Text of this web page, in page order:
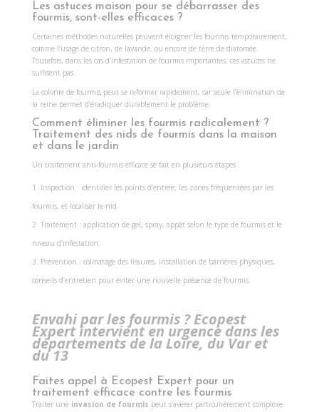
Les astuces maison pour se débarrasser des
fourmis, sont-elles efficaces ?
Certaines méthodes naturelles peuvent éloigner les fourmis temporairement,
comme l’usage de citron, de lavande, ou encore de terre de diatomée.
Toutefois, dans les cas d’infestation de fourmis importantes, ces astuces ne
suffisent pas.
La colonie de fourmis peut se reformer rapidement, car seule l’élimination de
la reine permet d’éradiquer durablement le problème.
Comment éliminer les fourmis radicalement ?
Traitement des nids de fourmis dans la maison
et dans le jardin
Un traitement anti-fourmis efficace se fait en plusieurs étapes :
Inspection : identifier les points d’entrée, les zones fréquentées par les
fourmis, et localiser le nid.
Traitement : application de gel, spray, appât selon le type de fourmis et le
niveau d’infestation.
Prévention : colmatage des fissures, installation de barrières physiques,
conseils d’entretien pour éviter une nouvelle présence de fourmis.
Envahi par les fourmis ? Ecopest
Expert intervient en urgence dans les
départements de la Loire, du Var et
du 13
Faites appel à Ecopest Expert pour un
traitement efficace contre les fourmis
Traiter une invasion de fourmis peut s’avérer particulièrement complexe.